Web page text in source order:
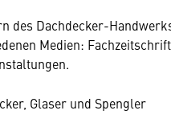
des Dachdecker-
Medien:
Glaser und Spengler